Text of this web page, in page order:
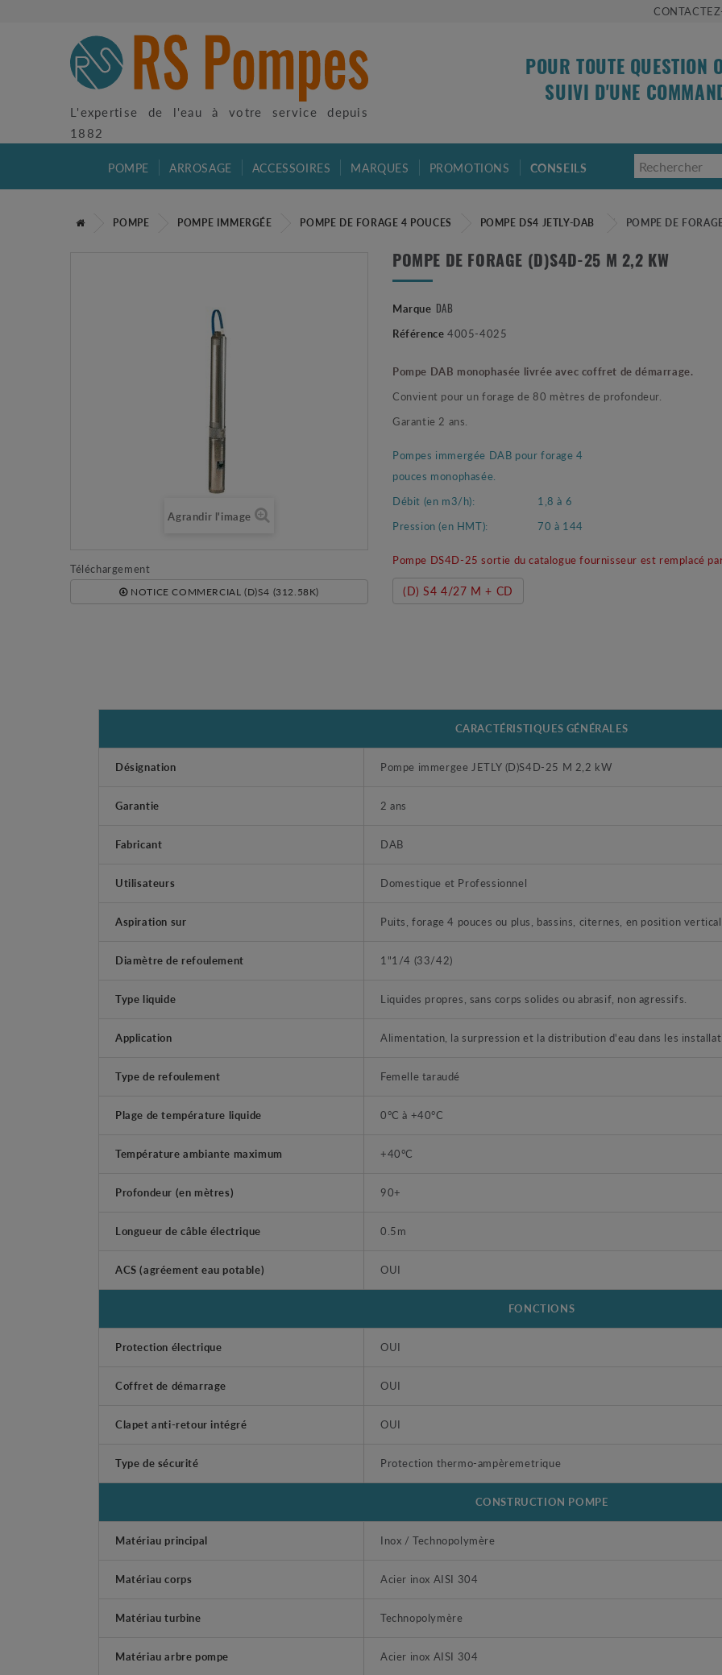
L'expertise de l'eau à votre service depuis
1882
POUR TOUTE QUESTION
SUIVI D'UNE
POMPE ARROSAGE ACCESSOIRES MARQUES PROMOTIONS CONSEILS
POMPE POMPE IMMERGÉE POMPE DE FORAGE 4 POUCES POMPE DS4 JETLY-DAB POMPE DE
Agrandir l'image
Téléchargement
NOTICE COMMERCIAL (D)S4 (312.58K)
POMPE DE FORAGE (D)S4D-25 M 2,2 KW
Marque DAB
Référence 4005-4025
Pompe DAB monophasée livrée avec coffret de démarrage.
Convient pour un forage de 80 mètres de profondeur.
Garantie 2 ans.
Pompes immergée DAB pour forage 4
pouces monophasée.
Débit (en m3/h):
1,8 à 6
Pression (en HMT):
70 à 144
Pompe DS4D-25 sortie du catalogue fournisseur est remplacé
(D) S4 4/27 M + CD
CARACTÉRISTIQUES GÉNÉRALES
Désignation Pompe immergee JETLY (D)S4D-25 M 2,2 kW
Garantie 2 ans
Fabricant DAB
Utilisateurs Domestique et Professionnel
Aspiration sur Puits, forage 4 pouces ou plus, bassins, citernes, en position
Diamètre de refoulement 1"1/4 (33/42)
Type liquide Liquides propres, sans corps solides ou abrasif, non agressifs.
Application Alimentation, la surpression et la distribution d'eau dans les
Type de refoulement Femelle taraudé
Plage de température liquide 0°C à +40°C
Température ambiante maximum +40°C
Profondeur (en mètres) 90+
Longueur de câble électrique 0.5m
ACS (agréement eau potable) OUI
FONCTIONS
Protection électrique OUI
Coffret de démarrage OUI
Clapet anti-retour intégré OUI
Type de sécurité Protection thermo-ampèremetrique
CONSTRUCTION POMPE
Matériau principal Inox / Technopolymère
Matériau corps Acier inox AISI 304
Matériau turbine Technopolymère
Matériau arbre pompe Acier inox AISI 304